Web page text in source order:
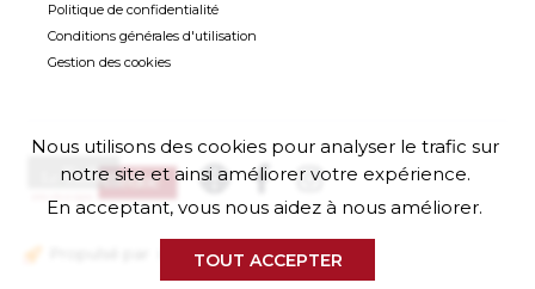
Politique de confidentialité
Conditions générales d'utilisation
Gestion des cookies
Nous utilisons des cookies pour analyser le trafic sur
notre site et ainsi améliorer votre expérience.
En acceptant, vous nous aidez à nous améliorer.
TOUT ACCEPTER